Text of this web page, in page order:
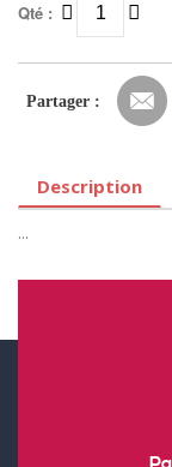
Qté :
Partager :
Description
...